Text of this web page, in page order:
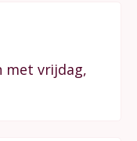
met vrijdag,